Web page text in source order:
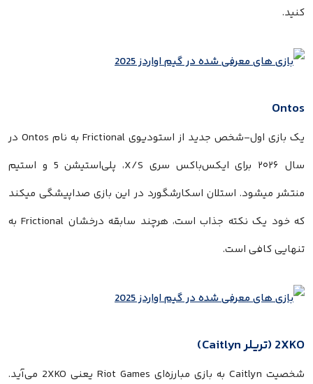
کنید.
Ontos
یک بازی اول-شخص جدید از استودیوی Frictional به نام Ontos در
سال ۲۰۲۶ برای ایکس‌باکس سری X/S، پلی‌استیشن 5 و استیم
منتشر میشود. استلان اسکارشگورد در این بازی صداپیشگی میکند
که خود یک نکته جذاب است، هرچند سابقه درخشان Frictional به
تنهایی کافی است.
2XKO (تریلر Caitlyn)
شخصیت Caitlyn به بازی مبارزه‌ای Riot Games یعنی 2XKO می‌آید.